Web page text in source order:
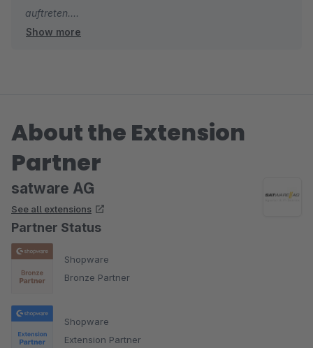
auftreten.
Viele Grüße
Show more
About the Extension
Partner
satware AG
See all extensions
Partner Status
Shopware
Bronze Partner
Shopware
Extension Partner